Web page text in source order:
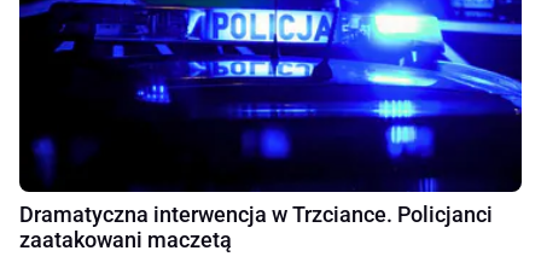
Dramatyczna interwencja w Trzciance. Policjanci
zaatakowani maczetą